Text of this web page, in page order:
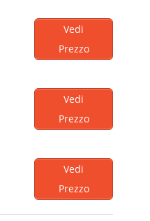
Vedi
Prezzo
Vedi
Prezzo
Vedi
Prezzo